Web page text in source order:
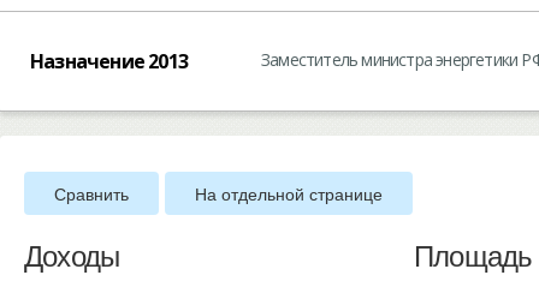
Назначение 2013 Заместитель министра энергетики
Сравнить На отдельной странице
Доходы Площадь